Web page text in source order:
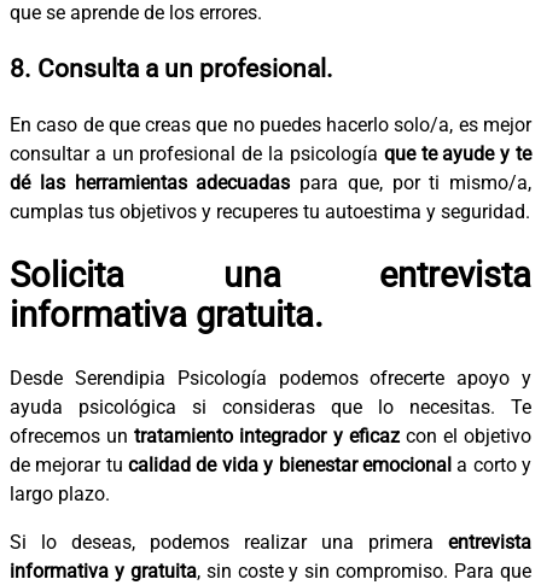
que se aprende de los errores.
8. Consulta a un profesional.
En caso de que creas que no puedes hacerlo solo/a, es mejor
consultar a un profesional de la psicología que te ayude y te
dé las herramientas adecuadas para que, por ti mismo/a,
cumplas tus objetivos y recuperes tu autoestima y seguridad.
Solicita una entrevista
informativa gratuita.
Desde Serendipia Psicología podemos ofrecerte apoyo y
ayuda psicológica si consideras que lo necesitas. Te
ofrecemos untratamiento integrador y eficazcon el objetivo
de mejorar tucalidad de vida y bienestar emocional a corto y
largo plazo.
Si lo deseas, podemos realizar una primera entrevista
informativa y gratuita, sin coste y sin compromiso. Para que